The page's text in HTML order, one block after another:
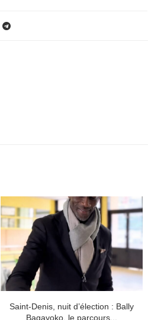
Saint-Denis, nuit d’élection : Bally
Bagayoko, le parcours...